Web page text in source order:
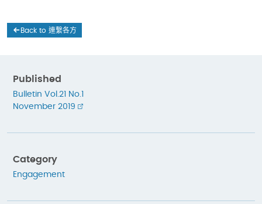
Back to 連繫各方
Published
Bulletin Vol.21 No.1
November 2019
Category
Engagement